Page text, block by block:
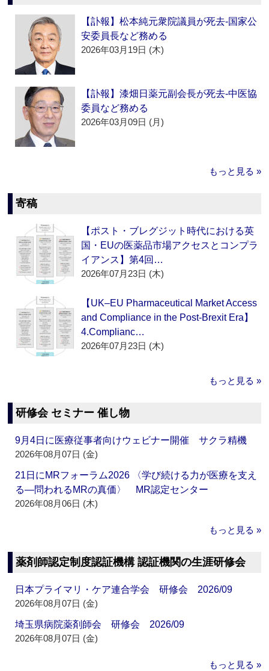
【訃報】松本純元衆院議員が死去‐国家公
安委員長など務める
2026年03月19日 (木)
【訃報】漆畑日薬元副会長が死去‐中医協
委員など務める
2026年03月09日 (月)
もっと見る »
寄稿
【ポスト・ブレグジット時代における英
国・EUの医薬品市場アクセスとコンプラ
イアンス】第4回…
2026年07月23日 (木)
【UK–EU Pharmaceutical Market Access
and Compliance in the Post-Brexit Era】
4.Complianc…
2026年07月23日 (木)
もっと見る »
研修会 セミナー 催し物
9月4日に医療従事者向けウェビナー開催 サクラ精機
2026年08月07日 (金)
21日にMRフォーラム2026 〈学び続ける力が医療を支え
る―問われるMRの真価〉 MR認定センター
2026年08月06日 (木)
もっと見る »
薬剤師認定制度認証機構 認証機関の生涯研修会
日本プライマリ・ケア連合学会 研修会 2026/09
2026年08月07日 (金)
埼玉県病院薬剤師会 研修会 2026/09
2026年08月07日 (金)
もっと見る »